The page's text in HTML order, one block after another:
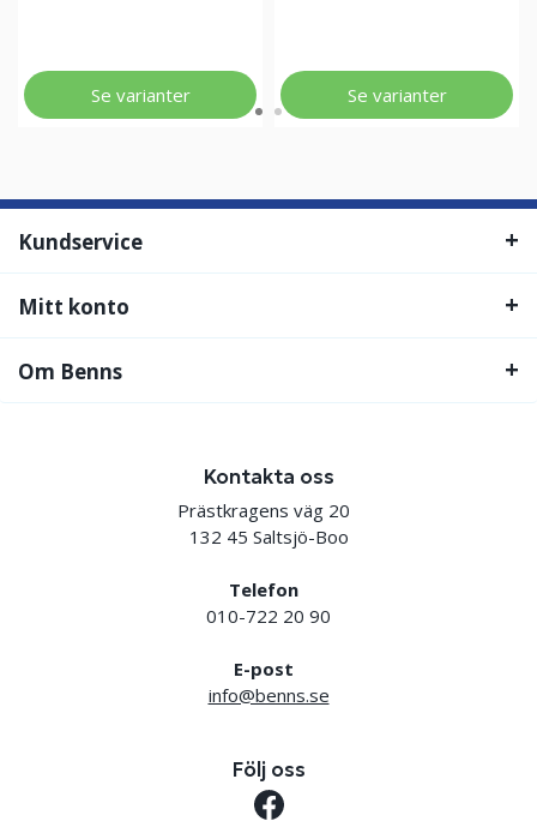
Se varianter Se varianter
Kundservice
Mitt konto
Om Benns
Kontakta oss
Prästkragens väg 20
132 45 Saltsjö-Boo
Telefon
010-722 20 90
E-post
info@benns.se
Följ oss